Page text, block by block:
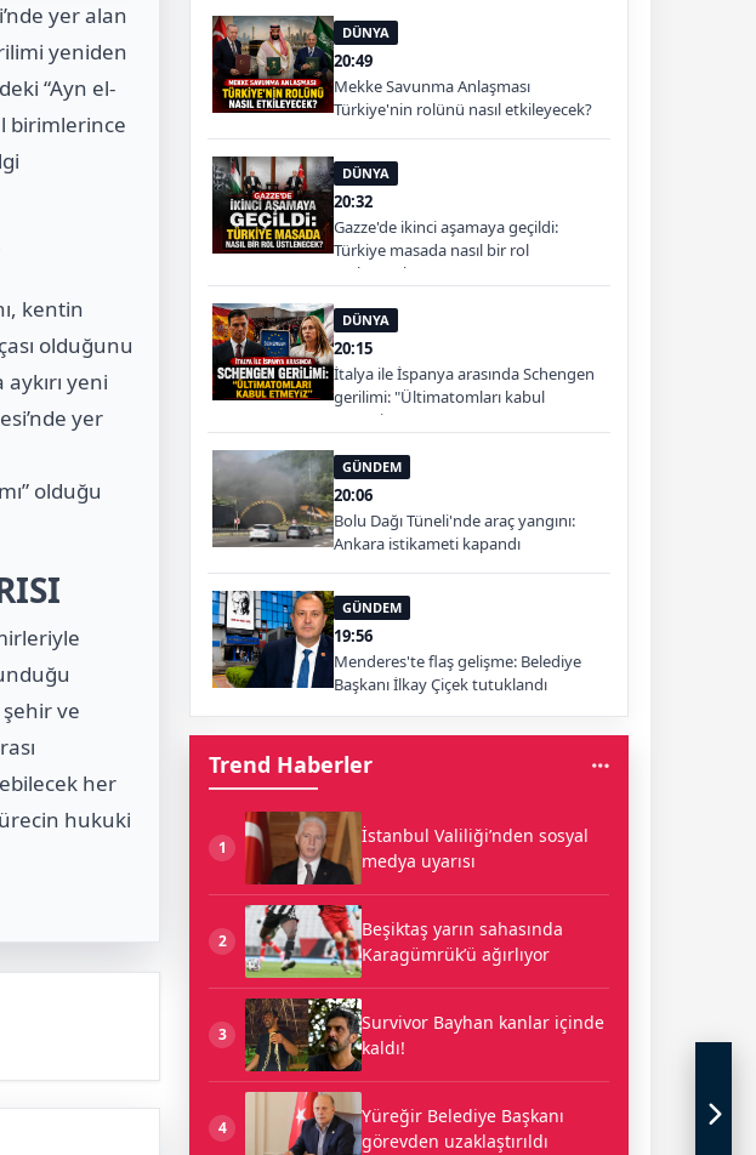
yer alan
yeniden
“Ayn el-
birimlerince
kentin
olduğunu
yeni
yer
olduğu
şehir ve
her
hukuki
DÜNYA
20:49
Mekke Savunma Anlaşması
Türkiye'nin rolünü nasıl etkileyecek?
DÜNYA
20:32
Gazze'de ikinci aşamaya geçildi:
Türkiye masada nasıl bir rol
üstlenecek?
DÜNYA
20:15
İtalya ile İspanya arasında Schengen
gerilimi: "Ültimatomları kabul
etmeyiz"
GÜNDEM
20:06
Bolu Dağı Tüneli'nde araç yangını:
Ankara istikameti kapandı
GÜNDEM
19:56
Menderes'te flaş gelişme: Belediye
Başkanı İlkay Çiçek tutuklandı
Trend Haberler
1
İstanbul Valiliği’nden sosyal
medya uyarısı
2
Beşiktaş yarın sahasında
Karagümrük’ü ağırlıyor
3
Survivor Bayhan kanlar içinde
kaldı!
4
Yüreğir Belediye Başkanı
görevden uzaklaştırıldı